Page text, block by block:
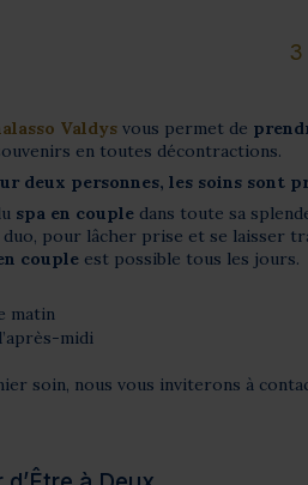
3
Valdys vous permet de
en toutes décontractions.
deux personnes, les soins sont
spa en couple dans toute sa
pour lâcher prise et se laisser
couple est possible tous les jours.
matin
midi
soin, nous vous inviterons à